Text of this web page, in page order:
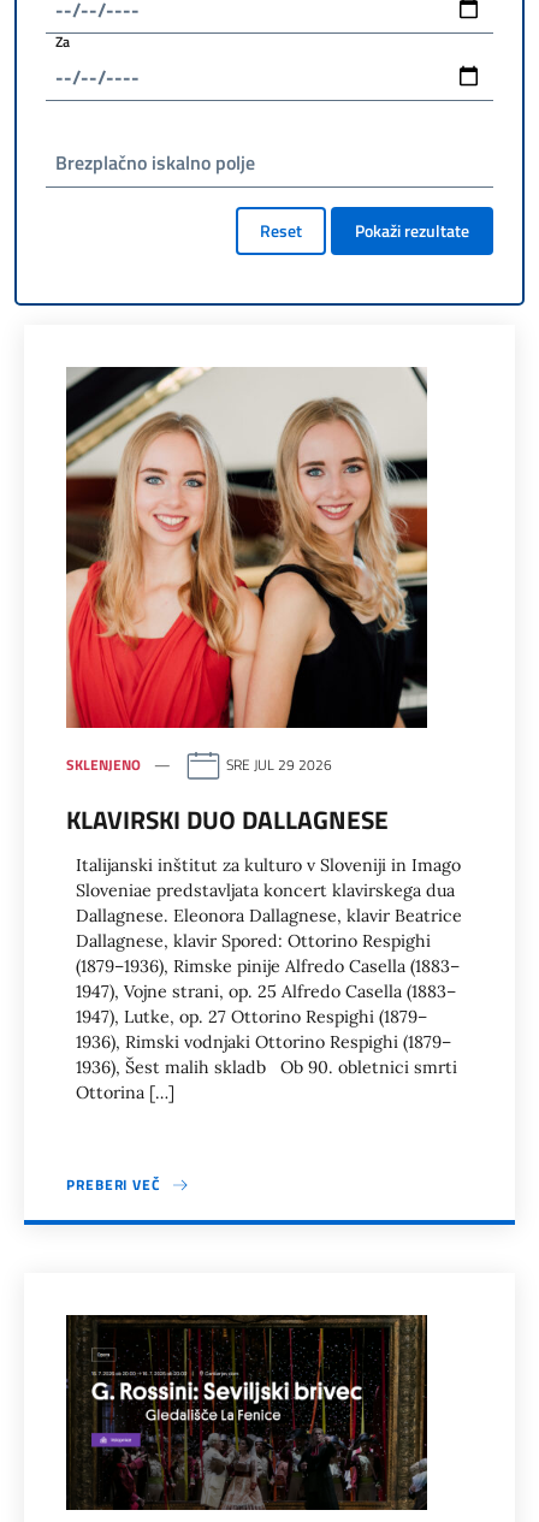
Za
Brezplačno iskalno polje
Reset Pokaži rezultate
SKLENJENO SRE JUL 29 2026
KLAVIRSKI DUO DALLAGNESE
Italijanski inštitut za kulturo v Sloveniji in Imago
Sloveniae predstavljata koncert klavirskega dua
Dallagnese. Eleonora Dallagnese, klavir Beatrice
Dallagnese, klavir Spored: Ottorino Respighi
(1879–1936), Rimske pinije Alfredo Casella (1883–
1947), Vojne strani, op. 25 Alfredo Casella (1883–
1947), Lutke, op. 27 Ottorino Respighi (1879–
1936), Rimski vodnjaki Ottorino Respighi (1879–
1936), Šest malih skladb Ob 90. obletnici smrti
Ottorina […]
PREBERI VEČ